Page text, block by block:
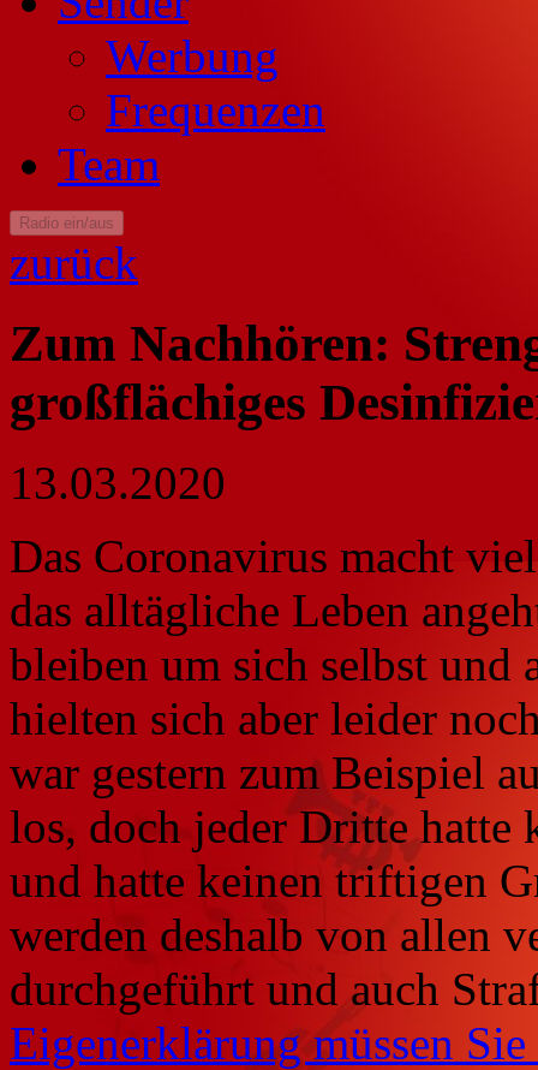
Werbung
Frequenzen
Team
Radio ein/aus
zurück
Zum Nachhören:
großflächiges
13.03.2020
Das Coronavirus macht
das alltägliche Leben
bleiben um sich selbst und
hielten sich aber leider
war gestern zum Beispiel
los, doch jeder Dritte hatte
und hatte keinen triftigen
werden deshalb von allen
durchgeführt und auch
Eigenerklärung müssen